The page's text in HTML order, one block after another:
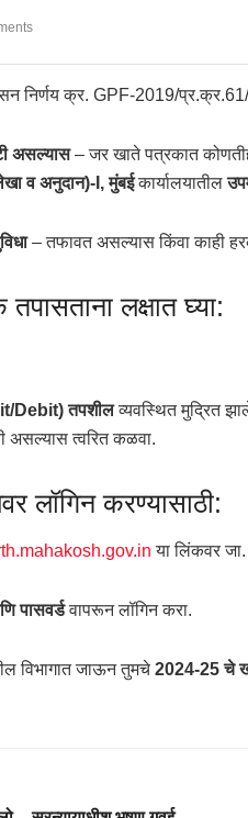
निर्णय क्र. GPF-2019/
असल्यास– जर खाते पत्रकात
व अनुदान)-I, मुंबईकार्यालयातील
– तफावत असल्यास किंवा काही
लक्षात घ्या:
Debit) तपशीलव्यवस्थित मुद्रित
असल्यास त्वरित कळवा.
लॉगिन करण्यासाठी:
या लिंकवर जा.
पासवर्डवापरून लॉगिन करा.
विभागात जाऊन तुमचे2024-25 चे